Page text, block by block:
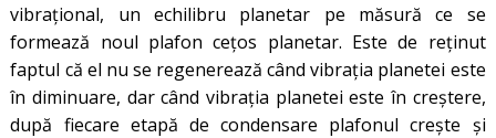
vibrațional, un echilibru planetar pe măsură ce se
formează noul plafon cețos planetar. Este de reținut
faptul că el nu se regenerează când vibrația planetei este
în diminuare, dar când vibrația planetei este în creștere,
după fiecare etapă de condensare plafonul crește și